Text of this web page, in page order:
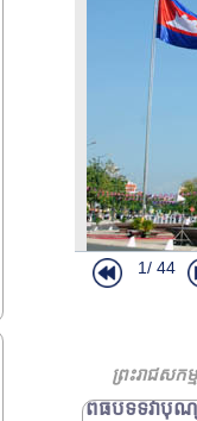
1/ 44
ព្រះរាជសកម្
ឯកអគ្គរដ្ឋទូត
ឯកអគ្គរដ្ឋទូត
ព្រះរាជពិធីថ្វ
ព្រះរាជពិធីស
ព្រះរាជពិធីស
ពិធីបិទទិវាបុ
ពិធីបិទទិវាបុណ្